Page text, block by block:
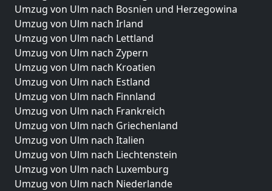
Umzug von Ulm nach Bosnien und Herzegowina
Umzug von Ulm nach Irland
Umzug von Ulm nach Lettland
Umzug von Ulm nach Zypern
Umzug von Ulm nach Kroatien
Umzug von Ulm nach Estland
Umzug von Ulm nach Finnland
Umzug von Ulm nach Frankreich
Umzug von Ulm nach Griechenland
Umzug von Ulm nach Italien
Umzug von Ulm nach Liechtenstein
Umzug von Ulm nach Luxemburg
Umzug von Ulm nach Niederlande